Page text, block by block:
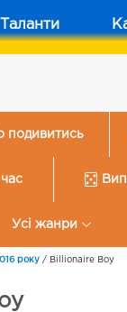
Таланти
подивитись
Усі жанри
року / Billionaire Boy